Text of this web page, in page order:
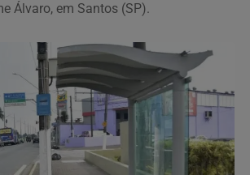
Álvaro, em Santos (SP).